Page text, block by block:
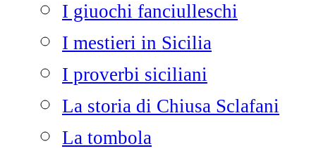
I giuochi fanciulleschi
I mestieri in Sicilia
I proverbi siciliani
La storia di Chiusa Sclafani
La tombola